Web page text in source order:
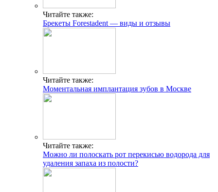
Читайте также:
Брекеты Forestadent — виды и отзывы
Читайте также:
Моментальная имплантация зубов в Москве
Читайте также:
Можно ли полоскать рот перекисью водорода для
удаления запаха из полости?